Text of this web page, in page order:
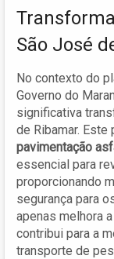
São José
No contexto do
Governo do
significativa
de Ribamar.
pavimentação
essencial para
proporcionando
segurança para
apenas melhora
contribui para a
transporte de